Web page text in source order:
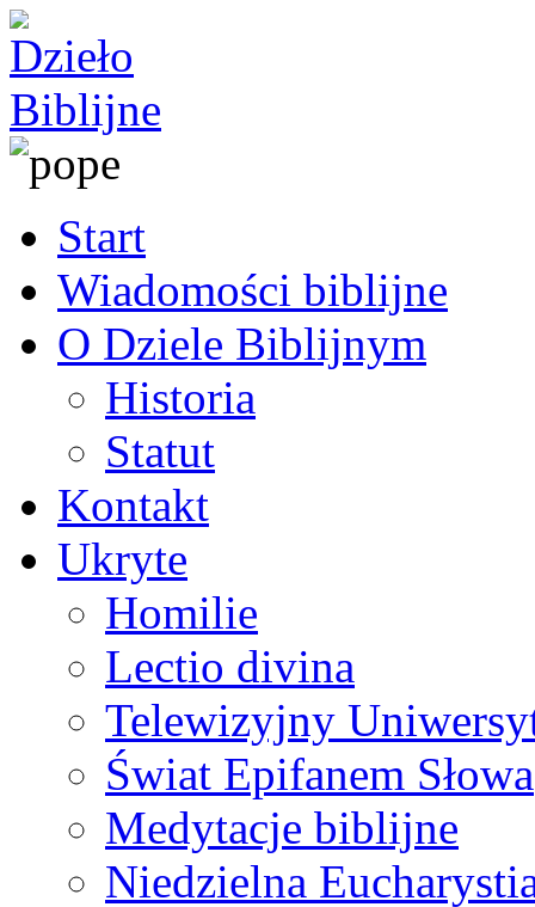
Start
Wiadomości biblijne
O Dziele Biblijnym
Historia
Statut
Kontakt
Ukryte
Homilie
Lectio divina
Telewizyjny
Świat Epifanem Słowa
Medytacje biblijne
Niedzielna